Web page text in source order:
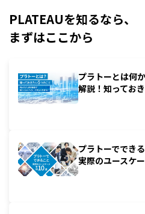
PLATEAUを知るなら、
まずはここから
プラトーとは何
解説！知ってお
プラトーででき
実際のユースケ